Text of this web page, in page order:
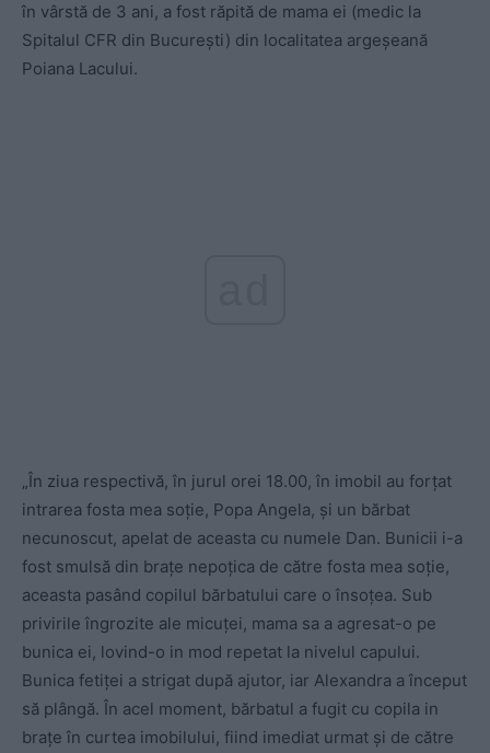
în vârstă de 3 ani, a fost răpită de mama ei (medic la
Spitalul CFR din București) din localitatea argeșeană
Poiana Lacului.
„În ziua respectivă, în jurul orei 18.00, în imobil au forțat
intrarea fosta mea soție, Popa Angela, și un bărbat
necunoscut, apelat de aceasta cu numele Dan. Bunicii i-a
fost smulsă din brațe nepoțica de către fosta mea soție,
aceasta pasând copilul bărbatului care o însoțea. Sub
privirile îngrozite ale micuței, mama sa a agresat-o pe
bunica ei, lovind-o in mod repetat la nivelul capului.
Bunica fetiței a strigat după ajutor, iar Alexandra a început
să plângă. În acel moment, bărbatul a fugit cu copila in
brațe în curtea imobilului, fiind imediat urmat și de către